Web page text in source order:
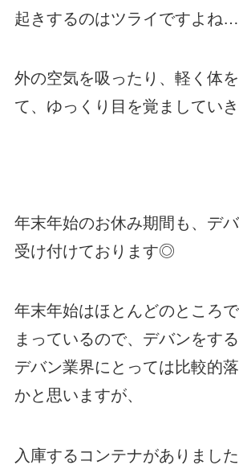
起きするのはツライですよね…
外の空気を吸ったり、軽く体
て、ゆっくり目を覚ましてい
年末年始のお休み期間も、デ
受け付けております◎
年末年始はほとんどのところ
まっているので、デバンをする
デバン業界にとっては比較的
かと思いますが、
入庫するコンテナがありまし